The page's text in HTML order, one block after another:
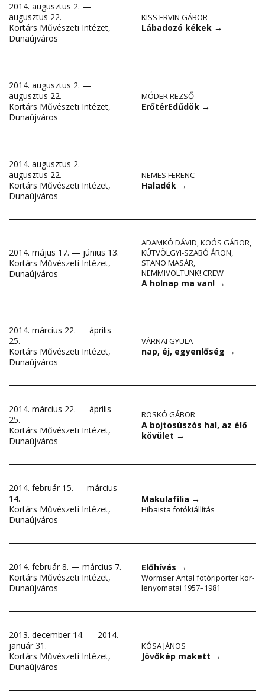
2014. augusztus 2. —
augusztus 22.
Kortárs Művészeti Intézet,
Dunaújváros
KISS ERVIN GÁBOR
Lábadozó kékek →
2014. augusztus 2. —
augusztus 22.
Kortárs Művészeti Intézet,
Dunaújváros
MÓDER REZSŐ
ErőtérEdűdök →
2014. augusztus 2. —
augusztus 22.
Kortárs Művészeti Intézet,
Dunaújváros
NEMES FERENC
Haladék →
2014. május 17. — június 13.
Kortárs Művészeti Intézet,
Dunaújváros
ADAMKÓ DÁVID,KOÓS GÁBOR,
KÚTVÖLGYI-SZABÓ ÁRON,
STANO MASÁR,
NEMMIVOLTUNK! CREW
A holnap ma van! →
2014. március 22. — április
25.
Kortárs Művészeti Intézet,
Dunaújváros
VÁRNAI GYULA
nap, éj, egyenlőség →
2014. március 22. — április
25.
Kortárs Művészeti Intézet,
Dunaújváros
ROSKÓ GÁBOR
A bojtosúszós hal, az élő
kövület →
2014. február 15. — március
14.
Kortárs Művészeti Intézet,
Dunaújváros
Makulafília →
Hibaista fotókiállítás
2014. február 8. — március 7.
Kortárs Művészeti Intézet,
Dunaújváros
Előhívás →
Wormser Antal fotóriporter kor-
lenyomatai 1957–1981
2013. december 14. — 2014.
január 31.
Kortárs Művészeti Intézet,
Dunaújváros
KÓSA JÁNOS
Jövőkép makett →